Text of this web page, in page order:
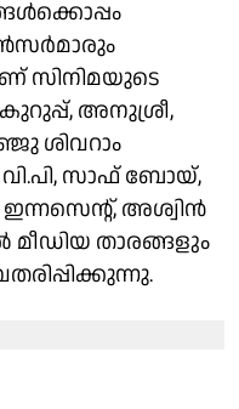
സിനിമയുടെ
അനുശ്രീ,
ശിവറാം
സാഫ് ബോയ്,
അശ്വിൻ
താരങ്ങളും